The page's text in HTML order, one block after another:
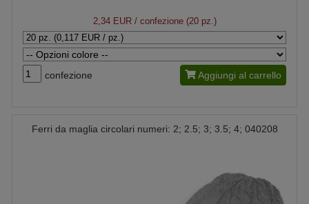
2,34 EUR/ confezione (20 pz.)
confezione Aggiungi al carrello
Ferri da maglia circolari numeri: 2; 2.5; 3; 3.5; 4; 040208